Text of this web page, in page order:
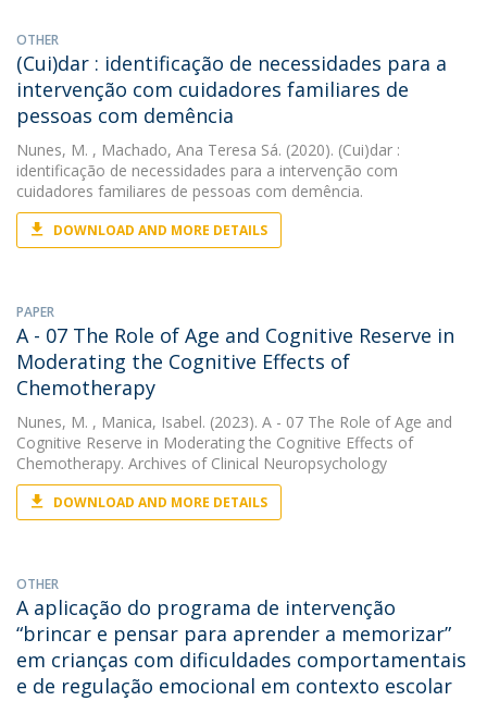
OTHER
(Cui)dar : identificação de necessidades para a
intervenção com cuidadores familiares de
pessoas com demência
Nunes, M. , Machado, Ana Teresa Sá. (2020). (Cui)dar :
identificação de necessidades para a intervenção com
cuidadores familiares de pessoas com demência.
DOWNLOAD AND MORE DETAILS
PAPER
A - 07 The Role of Age and Cognitive Reserve in
Moderating the Cognitive Effects of
Chemotherapy
Nunes, M. , Manica, Isabel. (2023). A - 07 The Role of Age and
Cognitive Reserve in Moderating the Cognitive Effects of
Chemotherapy. Archives of Clinical Neuropsychology
DOWNLOAD AND MORE DETAILS
OTHER
A aplicação do programa de intervenção
“brincar e pensar para aprender a memorizar”
em crianças com dificuldades comportamentais
e de regulação emocional em contexto escolar